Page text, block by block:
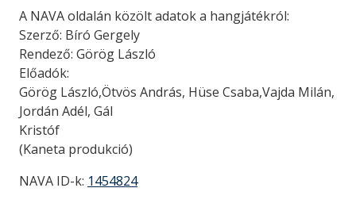
A NAVA oldalán közölt adatok a hangjátékról:
Szerző: Bíró Gergely
Rendező: Görög László
Előadók:
Görög László,Ötvös András, Hüse Csaba,Vajda Milán,
Jordán Adél, Gál
Kristóf
(Kaneta produkció)
NAVA ID-k: 1454824